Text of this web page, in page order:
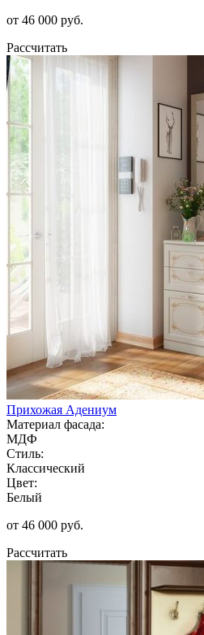
от 46 000 руб.
Рассчитать
Прихожая Адениум
Материал фасада:
МДФ
Стиль:
Классический
Цвет:
Белый
от 46 000 руб.
Рассчитать